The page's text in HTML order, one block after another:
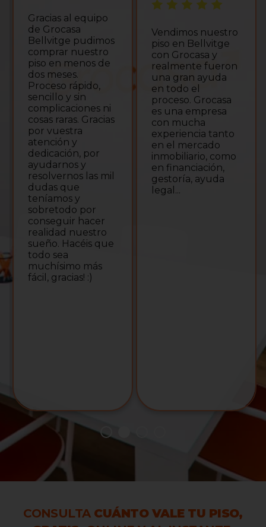
Gracias al equipo
de Grocasa
Bellvitge pudimos
comprar nuestro
piso en menos de
dos meses.
Proceso rápido,
sencillo y sin
complicaciones ni
cosas raras. Gracias
por vuestra
atención y
dedicación, por
ayudarnos y
resolvernos las mil
dudas que
teníamos y
sobretodo por
conseguir hacer
realidad nuestro
sueño. Hacéis que
todo sea
muchísimo más
fácil, gracias! :)
Vendimos nuestro
piso en Bellvitge
con Grocasa y
realmente fueron
una gran ayuda
en todo el
proceso. Grocasa
es una empresa
con mucha
experiencia tanto
en el mercado
inmobiliario, como
en financiación,
gestoría, ayuda
legal...
CONSULTA CUÁNTO VALE TU PISO,